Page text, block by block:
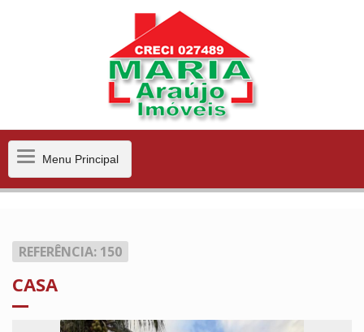
MenuMenu Principal
REFERÊNCIA: 150
CASA